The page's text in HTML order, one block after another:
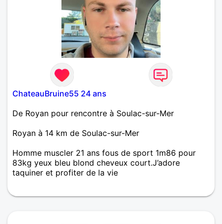
ChateauBruine55 24 ans
De Royan pour rencontre à Soulac-sur-Mer
Royan à 14 km de Soulac-sur-Mer
Homme muscler 21 ans fous de sport 1m86 pour
83kg yeux bleu blond cheveux court.J’adore
taquiner et profiter de la vie